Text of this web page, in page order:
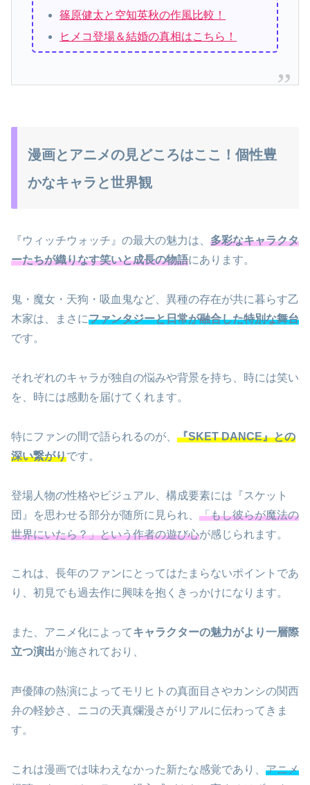
篠原健太と空知英秋の作風比較！
ヒメコ登場＆結婚の真相はこちら！
漫画とアニメの見どころはここ！個性豊
かなキャラと世界観
『ウィッチウォッチ』の最大の魅力は、 多彩なキャラクタ
ーたちが織りなす笑いと成長の物語にあります。
鬼・魔女・天狗・吸血鬼など、異種の存在が共に暮らす乙
木家は、まさにファンタジーと日常が融合した特別な舞台
です。
それぞれのキャラが独自の悩みや背景を持ち、時には笑い
を、時には感動を届けてくれます。
特にファンの間で語られるのが、 『SKET DANCE』との
深い繋がりです。
登場人物の性格やビジュアル、構成要素には『スケット
団』を思わせる部分が随所に見られ、 「もし彼らが魔法の
世界にいたら？」という作者の遊び心が感じられます。
これは、長年のファンにとってはたまらないポイントであ
り、初見でも過去作に興味を抱くきっかけになります。
また、アニメ化によってキャラクターの魅力がより一層際
立つ演出が施されており、
声優陣の熱演によってモリヒトの真面目さやカンシの関西
弁の軽妙さ、ニコの天真爛漫さがリアルに伝わってきま
す。
これは漫画では味わえなかった新たな感覚であり、 アニメ